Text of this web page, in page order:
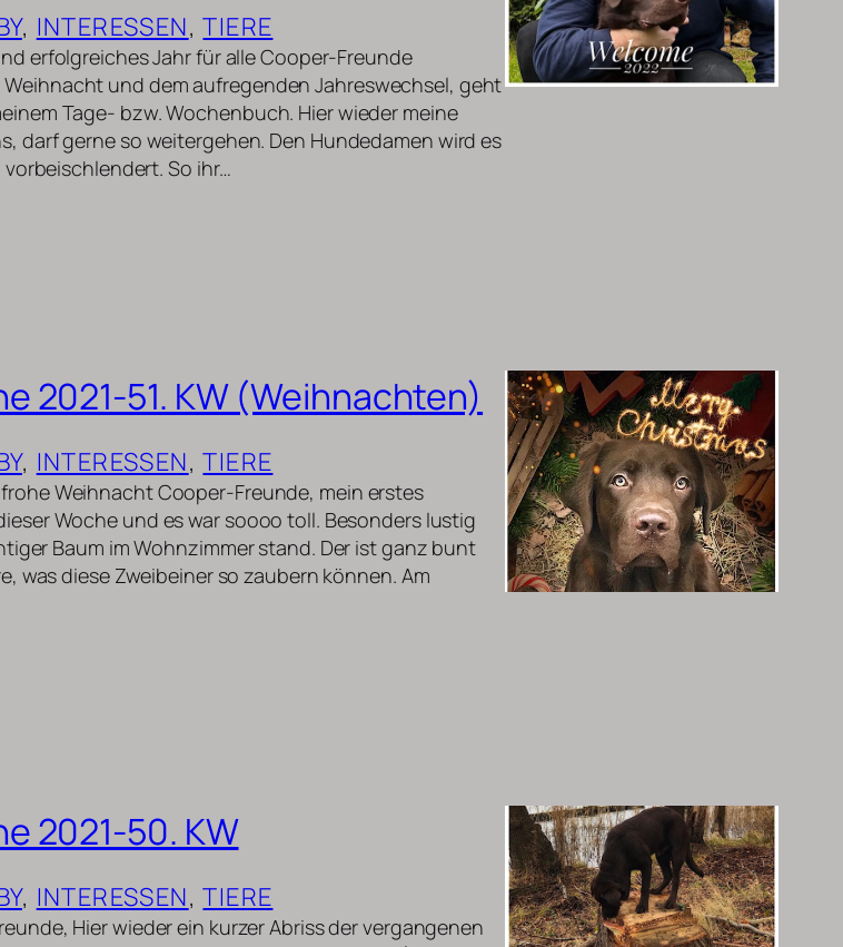
, INTERESSEN, TIERE
erfolgreiches Jahr für alle Cooper-Freunde
und dem aufregenden Jahreswechsel, geht
Tage- bzw. Wochenbuch. Hier wieder meine
darf gerne so weitergehen. Den Hundedamen wird es
So ihr…
2021-51. KW (Weihnachten)
, INTERESSEN, TIERE
Weihnacht Cooper-Freunde, mein erstes
Woche und es war soooo toll. Besonders lustig
Baum im Wohnzimmer stand. Der ist ganz bunt
was diese Zweibeiner so zaubern können. Am
2021-50. KW
, INTERESSEN, TIERE
Hier wieder ein kurzer Abriss der vergangenen